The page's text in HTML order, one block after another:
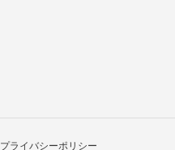
プライバシーポリシー